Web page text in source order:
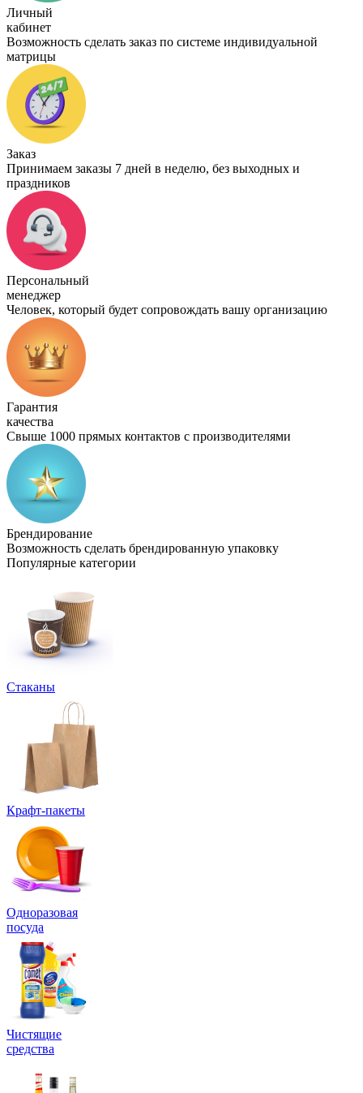
Личный
кабинет
Возможность сделать заказ по системе индивидуальной
матрицы
Заказ
Принимаем заказы 7 дней в неделю, без выходных и
праздников
Персональный
менеджер
Человек, который будет сопровождать вашу организацию
Гарантия
качества
Свыше 1000 прямых контактов с производителями
Брендирование
Возможность сделать брендированную упаковку
Популярные категории
Стаканы
Крафт-пакеты
Одноразовая
посуда
Чистящие
средства